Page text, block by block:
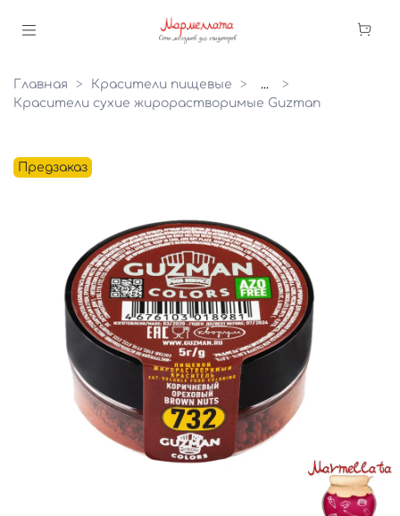
Главная Красители пищевые
...
Красители сухие жирорастворимые Guzman
Предзаказ